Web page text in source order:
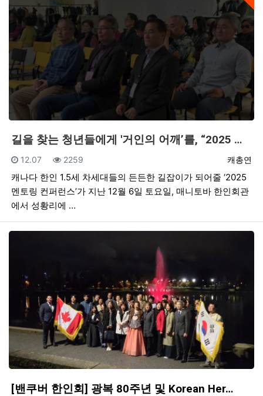
길을 찾는 청년들에게 '거인의 어깨’를, “2025 …
등록자
캐총연
등록일
12.07 조회
2259
캐나다 한인 1.5세 차세대들의 든든한 길잡이가 되어줄 ‘2025
멘토링 컨퍼런스’가 지난 12월 6일 토요일, 매니토바 한인회관
에서 성황리에 …
[밴쿠버 한인회] 광복 80주년 및 Korean Her…